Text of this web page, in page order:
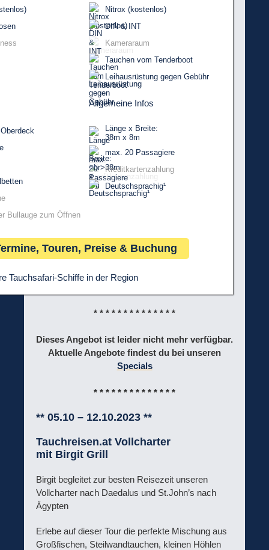
Nitrox (kostenlos)
DIN & INT
Kameraraum
Tauchen vom Tenderboot
Leihausrüstung gegen Gebühr
Bullauge zum Öffnen
Allgemeine Infos
Länge x Breite:
38m x 8m
max. 20 Passagiere
Kreditkartenzahlung
Deutschsprachig¹
Touren, Preise & Buchung
Tauchsafari-Schiffe in der Region
* * * * * * * * * * * * * *
Dieses Angebot ist leider nicht mehr verfügbar.
Aktuelle Angebote findest du bei unseren
Specials
* * * * * * * * * * * * * *
** 05.10 – 12.10.2023 **
Tauchreisen.at Vollcharter
mit Birgit Grill
Birgit begleitet zur besten Reisezeit unseren
Vollcharter nach Daedalus und St.John’s nach
Ägypten
Erlebe auf dieser Tour die perfekte Mischung aus
Großfischen, Steilwandtauchen, kleinen Höhlen